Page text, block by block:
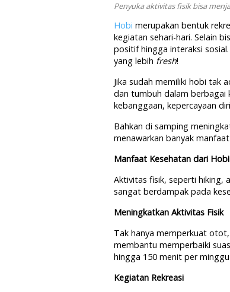
Penyuka aktivitas fisik bisa
Hobi merupakan bentuk
kegiatan sehari-hari. Selain
positif hingga interaksi
yang lebih fresh!
Jika sudah memiliki hobi tak
dan tumbuh dalam berbagai
kebanggaan, kepercayaan
Bahkan di samping
menawarkan banyak
Manfaat Kesehatan dari Hobi
Aktivitas fisik, seperti hiking,
sangat berdampak pada
Meningkatkan Aktivitas Fisik
Tak hanya memperkuat
membantu memperbaiki
hingga 150 menit per
Kegiatan Rekreasi